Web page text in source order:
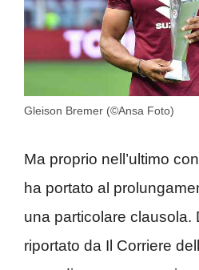
Gleison Bremer (©Ansa Foto)
Ma proprio nell’ultimo
ha portato al
una particolare clausola.
riportato da Il Corriere